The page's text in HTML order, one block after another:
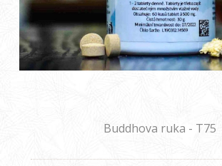
Buddhova ruka - T75